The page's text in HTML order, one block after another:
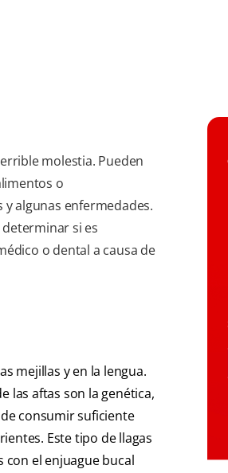
molestia. Pueden
o
algunas enfermedades.
si es
o dental a causa de
mejillas y en la lengua.
las aftas son la genética,
consumir suficiente
Este tipo de llagas
con el enjuague bucal